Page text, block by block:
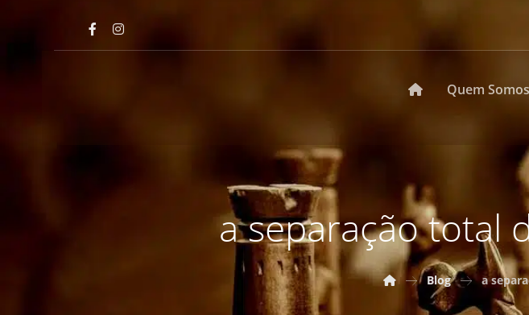
Quem Somos
a separação total
Blog a